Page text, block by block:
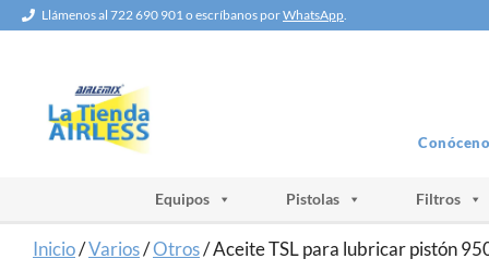
SaltarLlámenos al 722 690 901 o escríbanos porWhatsApp.
Equipos Pistolas Filtros
Inicio/Varios/Otros/ Aceite TSL para lubricar pistón